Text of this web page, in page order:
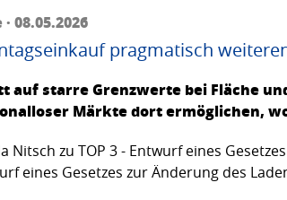
· 08.05.2026
pragmatisch
auf starre Grenzwerte bei Fläche
Märkte dort ermöglichen,
Nitsch zu TOP 3 - Entwurf eines
eines Gesetzes zur Änderung des